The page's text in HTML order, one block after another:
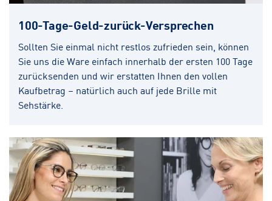
100-Tage-Geld-zurück-Versprechen
Sollten Sie einmal nicht restlos zufrieden sein, können
Sie uns die Ware einfach innerhalb der ersten 100 Tage
zurücksenden und wir erstatten Ihnen den vollen
Kaufbetrag – natürlich auch auf jede Brille mit
Sehstärke.